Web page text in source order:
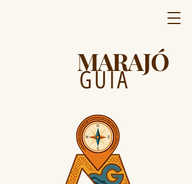
MARAJÓ
GUIA